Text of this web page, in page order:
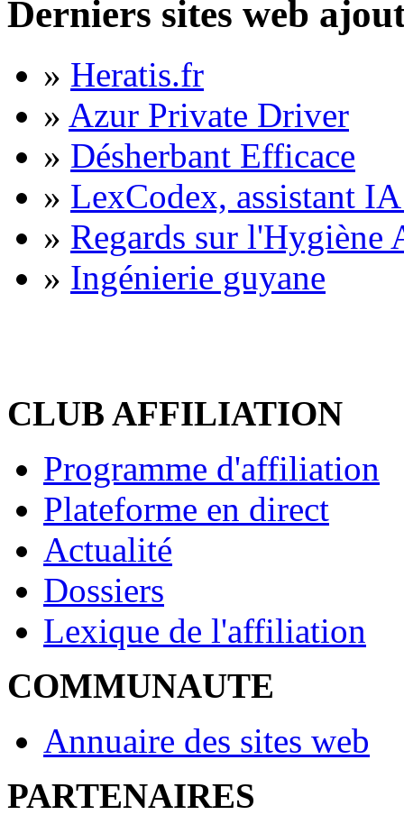
Derniers sites web
» Heratis.fr
» Azur Private Driver
» Désherbant Efficace
» LexCodex, assistant
» Regards sur l'Hygiène
» Ingénierie guyane
CLUB AFFILIATION
Programme d'affiliation
Plateforme en direct
Actualité
Dossiers
Lexique de l'affiliation
COMMUNAUTE
Annuaire des sites web
PARTENAIRES